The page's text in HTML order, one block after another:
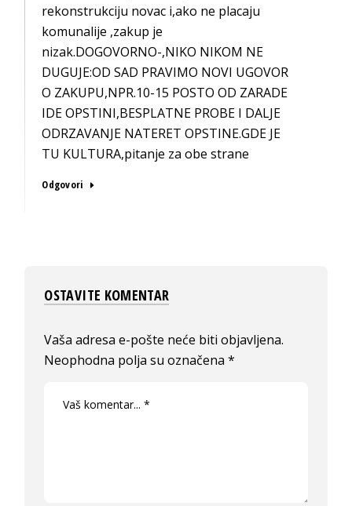
rekonstrukciju novac i,ako ne placaju
komunalije ,zakup je
nizak.DOGOVORNO-,NIKO NIKOM NE
DUGUJE:OD SAD PRAVIMO NOVI UGOVOR
O ZAKUPU,NPR.10-15 POSTO OD ZARADE
IDE OPSTINI,BESPLATNE PROBE I DALJE
ODRZAVANJE NATERET OPSTINE.GDE JE
TU KULTURA,pitanje za obe strane
Odgovori
OSTAVITE KOMENTAR
Vaša adresa e-pošte neće biti objavljena.
Neophodna polja su označena*